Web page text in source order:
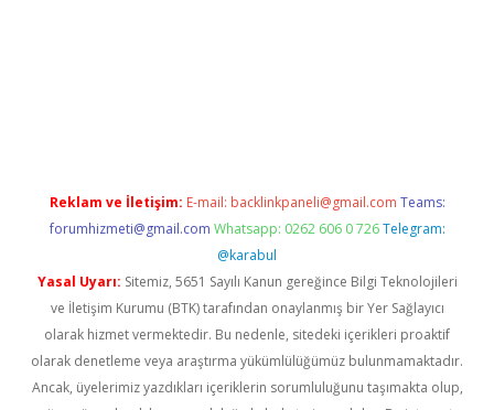
Reklam ve İletişim: E-mail: backlinkpaneli@gmail.com Teams:
forumhizmeti@gmail.com Whatsapp: 0262 606 0 726 Telegram:
@karabul
Yasal Uyarı: Sitemiz, 5651 Sayılı Kanun gereğince Bilgi Teknolojileri
ve İletişim Kurumu (BTK) tarafından onaylanmış bir Yer Sağlayıcı
olarak hizmet vermektedir. Bu nedenle, sitedeki içerikleri proaktif
olarak denetleme veya araştırma yükümlülüğümüz bulunmamaktadır.
Ancak, üyelerimiz yazdıkları içeriklerin sorumluluğunu taşımakta olup,